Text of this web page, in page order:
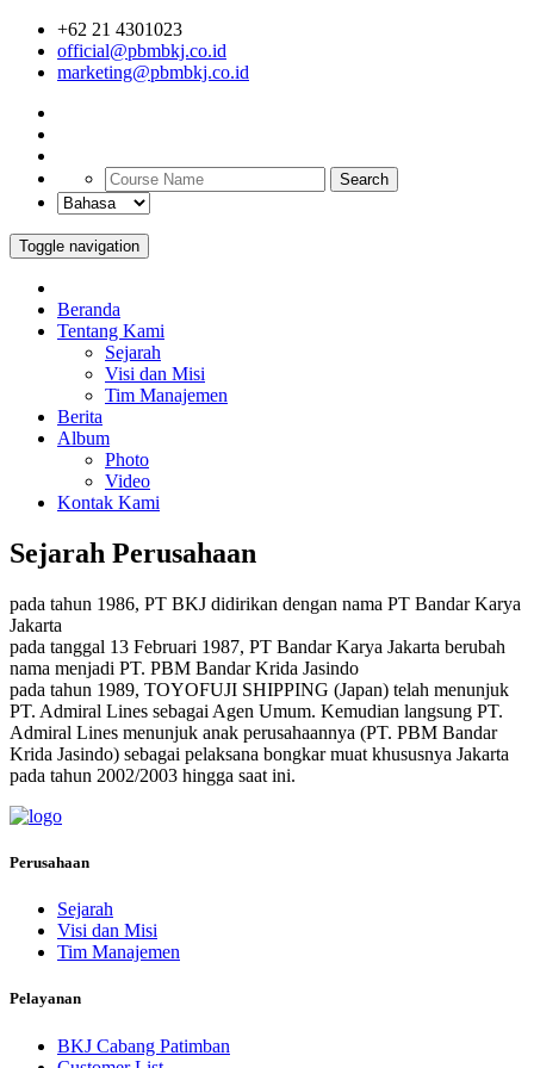
+62 21 4301023
official@pbmbkj.co.id
marketing@pbmbkj.co.id
Search
Toggle navigation
Beranda
Tentang Kami
Sejarah
Visi dan Misi
Tim Manajemen
Berita
Album
Photo
Video
Kontak Kami
Sejarah Perusahaan
pada tahun 1986, PT BKJ didirikan dengan nama PT Bandar Karya
Jakarta
pada tanggal 13 Februari 1987, PT Bandar Karya Jakarta berubah
nama menjadi PT. PBM Bandar Krida Jasindo
pada tahun 1989, TOYOFUJI SHIPPING (Japan) telah menunjuk
PT. Admiral Lines sebagai Agen Umum. Kemudian langsung PT.
Admiral Lines menunjuk anak perusahaannya (PT. PBM Bandar
Krida Jasindo) sebagai pelaksana bongkar muat khususnya Jakarta
pada tahun 2002/2003 hingga saat ini.
Perusahaan
Sejarah
Visi dan Misi
Tim Manajemen
Pelayanan
BKJ Cabang Patimban